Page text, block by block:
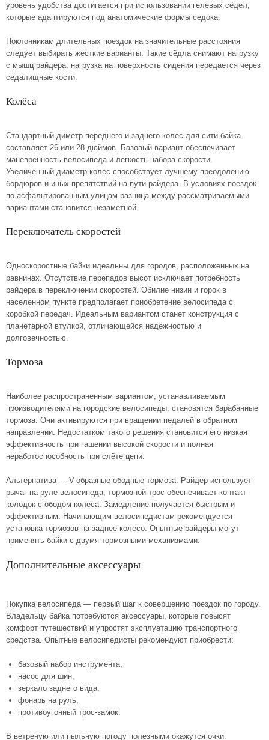
уровень удобства достигается при использовании гелевых сёдел,
которые адаптируются под анатомические формы седока.
Поклонникам длительных поездок на значительные расстояния
следует выбирать жесткие варианты. Такие сёдла снимают нагрузку
с мышц райдера, нагрузка на поверхность сидения передается через
седалищные кости.
Колёса
Стандартный диметр переднего и заднего колёс для сити-байка
составляет 26 или 28 дюймов. Базовый вариант обеспечивает
маневренность велосипеда и легкость набора скорости.
Увеличенный диаметр колес способствует лучшему преодолению
бордюров и иных препятствий на пути райдера. В условиях поездок
по асфальтированным улицам разница между рассматриваемыми
вариантами становится незаметной.
Переключатель скоростей
Односкоростные байки идеальны для городов, расположенных на
равнинах. Отсутствие перепадов высот исключает потребность
райдера в переключении скоростей. Обилие низин и горок в
населенном пункте предполагает приобретение велосипеда с
коробкой передач. Идеальным вариантом станет конструкция с
планетарной втулкой, отличающейся надежностью и
долговечностью.
Тормоза
Наиболее распространенным вариантом, устанавливаемым
производителями на городские велосипеды, становятся барабанные
тормоза. Они активируются при вращении педалей в обратном
направлении. Недостатком такого решения становится его низкая
эффективность при гашении высокой скорости и полная
неработоспособность при слёте цепи.
Альтернатива — V-образные ободные тормоза. Райдер использует
рычаг на руле велосипеда, тормозной трос обеспечивает контакт
колодок с ободом колеса. Замедление получается быстрым и
эффективным. Начинающим велосипедистам рекомендуется
установка тормозов на заднее колесо. Опытные райдеры могут
применять байки с двумя тормозными механизмами.
Дополнительные аксессуары
Покупка велосипеда — первый шаг к совершению поездок по городу.
Владельцу байка потребуются аксессуары, которые повысят
комфорт путешествий и упростят эксплуатацию транспортного
средства. Опытные велосипедисты рекомендуют приобрести:
базовый набор инструмента,
насос для шин,
зеркало заднего вида,
фонарь на руль,
противоугонный трос-замок.
В ветреную или пыльную погоду полезными окажутся очки.